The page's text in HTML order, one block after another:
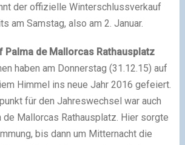
der offizielle Winterschlussverkauf
am Samstag, also am 2. Januar.
Palma de Mallorcas Rathausplatz
haben am Donnerstag (31.12.15) auf
Himmel ins neue Jahr 2016 gefeiert.
für den Jahreswechsel war auch
Mallorcas Rathausplatz. Hier sorgte
bis dann um Mitternacht die